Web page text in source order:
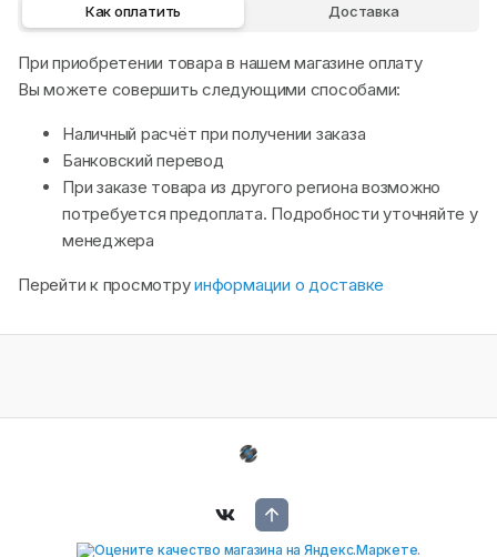
Как оплатить Доставка
При приобретении товара в нашем магазине оплату
Вы можете совершить следующими способами:
Наличный расчёт при получении заказа
Банковский перевод
При заказе товара из другого региона возможно
потребуется предоплата. Подробности уточняйте у
менеджера
Перейти к просмотруинформации о доставке